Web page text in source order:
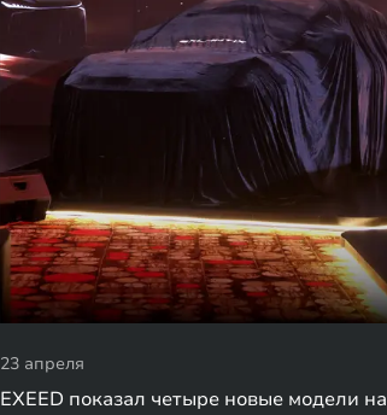
23 апреля
EXEED показал четыре новые модели на